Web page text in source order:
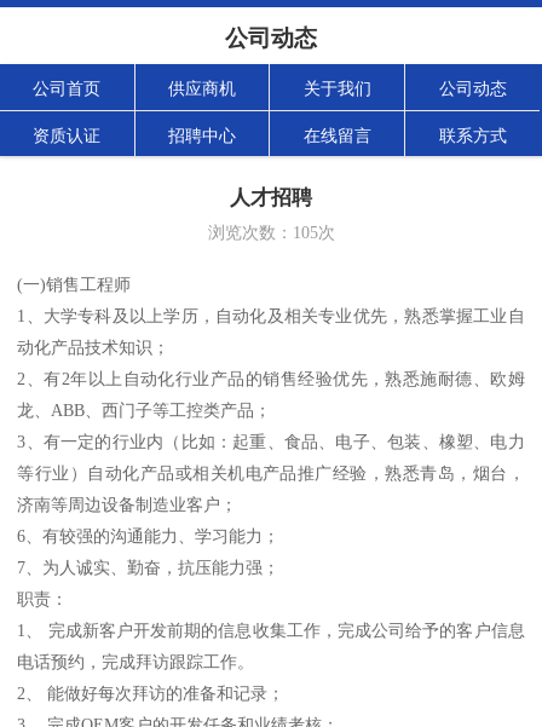
公司动态
公司首页 供应商机 关于我们 公司动态
资质认证 招聘中心 在线留言 联系方式
人才招聘
浏览次数： 105次
(一)销售工程师
1、大学专科及以上学历，自动化及相关专业优先，熟悉掌握工业自
动化产品技术知识；
2、有2年以上自动化行业产品的销售经验优先，熟悉施耐德、欧姆
龙、ABB、西门子等工控类产品；
3、有一定的行业内（比如：起重、食品、电子、包装、橡塑、电力
等行业）自动化产品或相关机电产品推广经验，熟悉青岛，烟台，
济南等周边设备制造业客户；
6、有较强的沟通能力、学习能力；
7、为人诚实、勤奋，抗压能力强；
职责：
1、 完成新客户开发前期的信息收集工作，完成公司给予的客户信息
电话预约，完成拜访跟踪工作。
2、 能做好每次拜访的准备和记录；